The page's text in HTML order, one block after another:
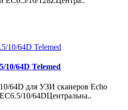
10/64D Telemed
64D для УЗИ сканеров Echo
10/64DЦентральна..